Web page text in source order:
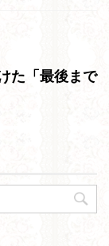
た「最後まで